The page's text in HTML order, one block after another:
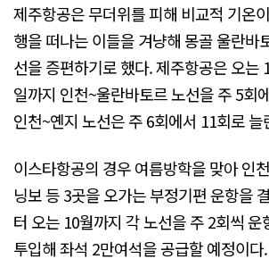
제주항공은 무더위를 피해 비교적 기온
행을 떠나는 이들을 겨냥해 몽골 울란바
선을 증편하기로 했다. 제주항공은 오는
일까지 인천~울란바토르 노선을 주 5회
인천~옌지 노선은 주 6회에서 11회로 늘
이스타항공의 경우 여름방학을 맞아 인
닝보 등 3곳을 오가는 부정기편 운항을
터 오는 10월까지 각 노선을 주 2회씩
투입해 좌석 2만여석을 공급할 예정이